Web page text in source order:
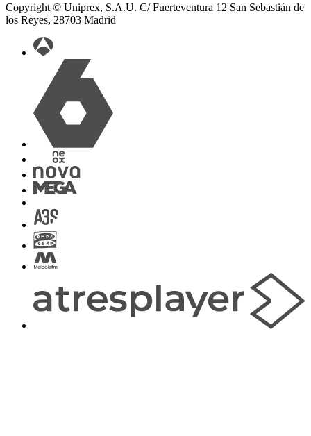
Copyright © Uniprex, S.A.U. C/ Fuerteventura 12 San Sebastián de
los Reyes, 28703 Madrid